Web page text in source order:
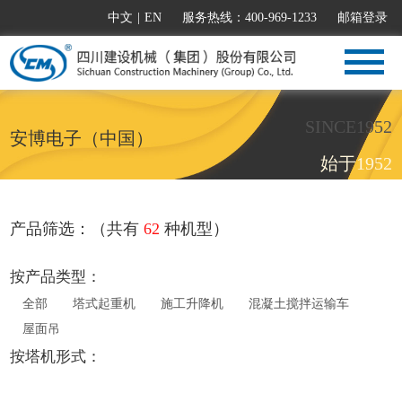
中文 EN 服务热线：400-969-1233 邮箱登录
安博电子（中国）
SINCE1952
始于1952
产品筛选：（共有62 种机型）
按产品类型：
全部 塔式起重机 施工升降机
混凝土搅拌运输车
屋面吊
按塔机形式：